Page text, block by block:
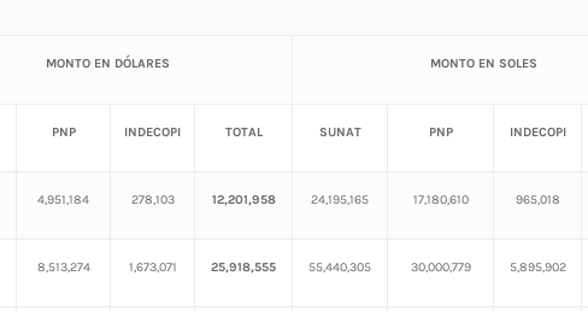
MONTO EN DÓLARES MONTO EN SOLES
PNP INDECOPI TOTAL SUNAT PNP INDECOPI
4,951,184 278,103 12,201,958 24,195,165 17,180,610 965,018
8,513,274 1,673,071 25,918,555 55,440,305 30,000,779 5,895,902